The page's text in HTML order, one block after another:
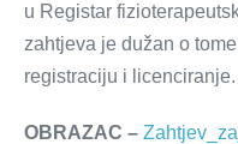
u Registar
zahtjeva je dužan o
registraciju i licenciranje.
OBRAZAC –